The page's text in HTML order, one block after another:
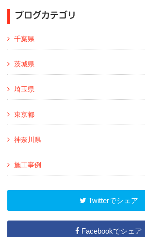
ブログカテゴリ
千葉県
茨城県
埼玉県
東京都
神奈川県
施工事例
Twitterでシェア
Facebookでシェア